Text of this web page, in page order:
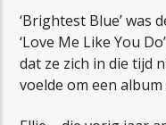
‘Brightest Blue’ was
‘Love Me Like You
dat ze zich in die tijd
voelde om een